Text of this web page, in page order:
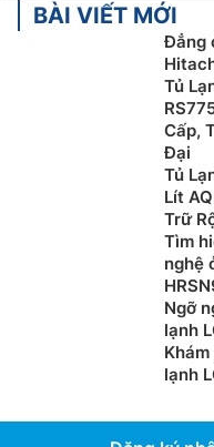
BÀI VIẾT MỚI
Đẳng
Tủ
Cấp,
Đại
Tủ
Lít
Trữ
Tìm
nghệ
Ngỡ
lạnh
lạnh